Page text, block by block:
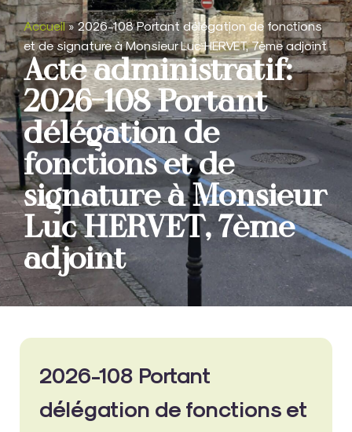
Accueil»2026-108 Portant délégation de fonctions
et de signature à Monsieur Luc HERVET, 7ème adjoint
Acte administratif:
2026-108 Portant
délégation de
fonctions et de
signature à Monsieur
Luc HERVET, 7ème
adjoint
2026-108 Portant
délégation de fonctions et